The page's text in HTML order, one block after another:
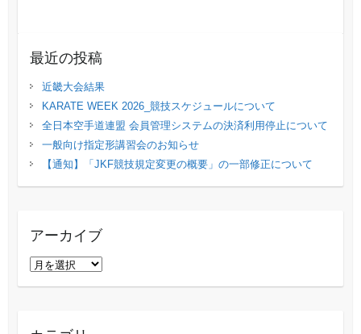
最近の投稿
近畿大会結果
KARATE WEEK 2026_競技スケジュールについて
全日本空手道連盟 会員管理システムの決済利用停止について
一般向け指定形講習会のお知らせ
【通知】「JKF競技規定変更の概要」の⼀部修正について
アーカイブ
ア
ー